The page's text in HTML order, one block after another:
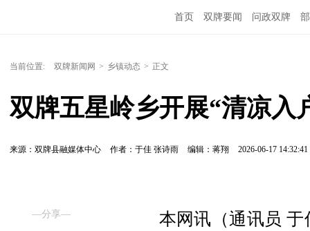
首页 双牌要闻 问政双牌
当前位置: 双牌新闻网 > 乡镇动态 > 正文
双牌五星岭乡开展“清凉入
来源：双牌县融媒体中心 作者：于佳 张诗雨 编辑：蒋翔 2026-06-17 14:32:41
—分享—
本网讯（通讯员